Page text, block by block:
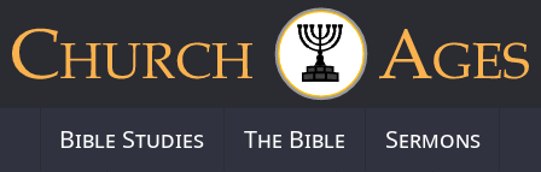
Bible Studies The Bible
Sermons